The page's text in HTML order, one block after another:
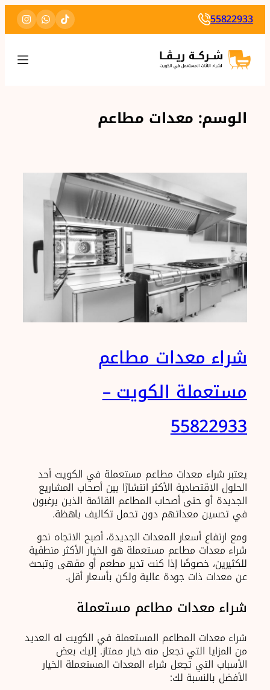
تخطى
إلى
55822933
الوسم: معدات مطاعم
شراء معدات مطاعم
مستعملة الكويت –
55822933
يعتبر شراء معدات مطاعم مستعملة في الكويت أحد
الحلول الاقتصادية الأكثر انتشارًا بين أصحاب المشاريع
الجديدة أو حتى أصحاب المطاعم القائمة الذين يرغبون
في تحسين معداتهم دون تحمل تكاليف باهظة.
ومع ارتفاع أسعار المعدات الجديدة، أصبح الاتجاه نحو
شراء معدات مطاعم مستعملة هو الخيار الأكثر منطقية
للكثيرين، خصوصًا إذا كنت تدير مطعم أو مقهى وتبحث
عن معدات ذات جودة عالية ولكن بأسعار أقل.
شراء معدات مطاعم مستعملة
شراء معدات المطاعم المستعملة في الكويت له العديد
من المزايا التي تجعل منه خيار ممتاز. إليك بعض
الأسباب التي تجعل شراء المعدات المستعملة الخيار
الأفضل بالنسبة لك: